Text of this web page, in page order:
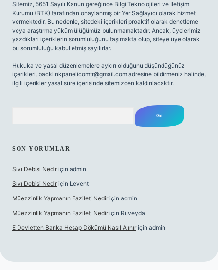
Sitemiz, 5651 Sayılı Kanun gereğince Bilgi Teknolojileri ve İletişim
Kurumu (BTK) tarafından onaylanmış bir Yer Sağlayıcı olarak hizmet
vermektedir. Bu nedenle, sitedeki içerikleri proaktif olarak denetleme
veya araştırma yükümlülüğümüz bulunmamaktadır. Ancak, üyelerimiz
yazdıkları içeriklerin sorumluluğunu taşımakta olup, siteye üye olarak
bu sorumluluğu kabul etmiş sayılırlar.
Hukuka ve yasal düzenlemelere aykırı olduğunu düşündüğünüz
içerikleri, backlinkpanelicomtr@gmail.com adresine bildirmeniz halinde,
ilgili içerikler yasal süre içerisinde sitemizden kaldırılacaktır.
SON YORUMLAR
Sıvı Debisi Nedir için admin
Sıvı Debisi Nedir için Levent
Müezzinlik Yapmanın Fazileti Nedir için admin
Müezzinlik Yapmanın Fazileti Nedir için Rüveyda
E Devletten Banka Hesap Dökümü Nasıl Alınır için admin